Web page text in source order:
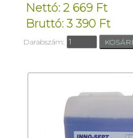
Nettó: 2 669 Ft
Bruttó: 3 390 Ft
Darabszám: